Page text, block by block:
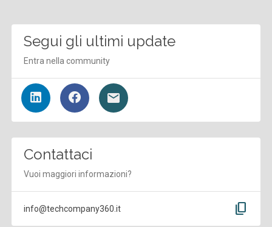
Segui gli ultimi update
Entra nella community
Contattaci
Vuoi maggiori informazioni?
info@techcompany360.it content_copy